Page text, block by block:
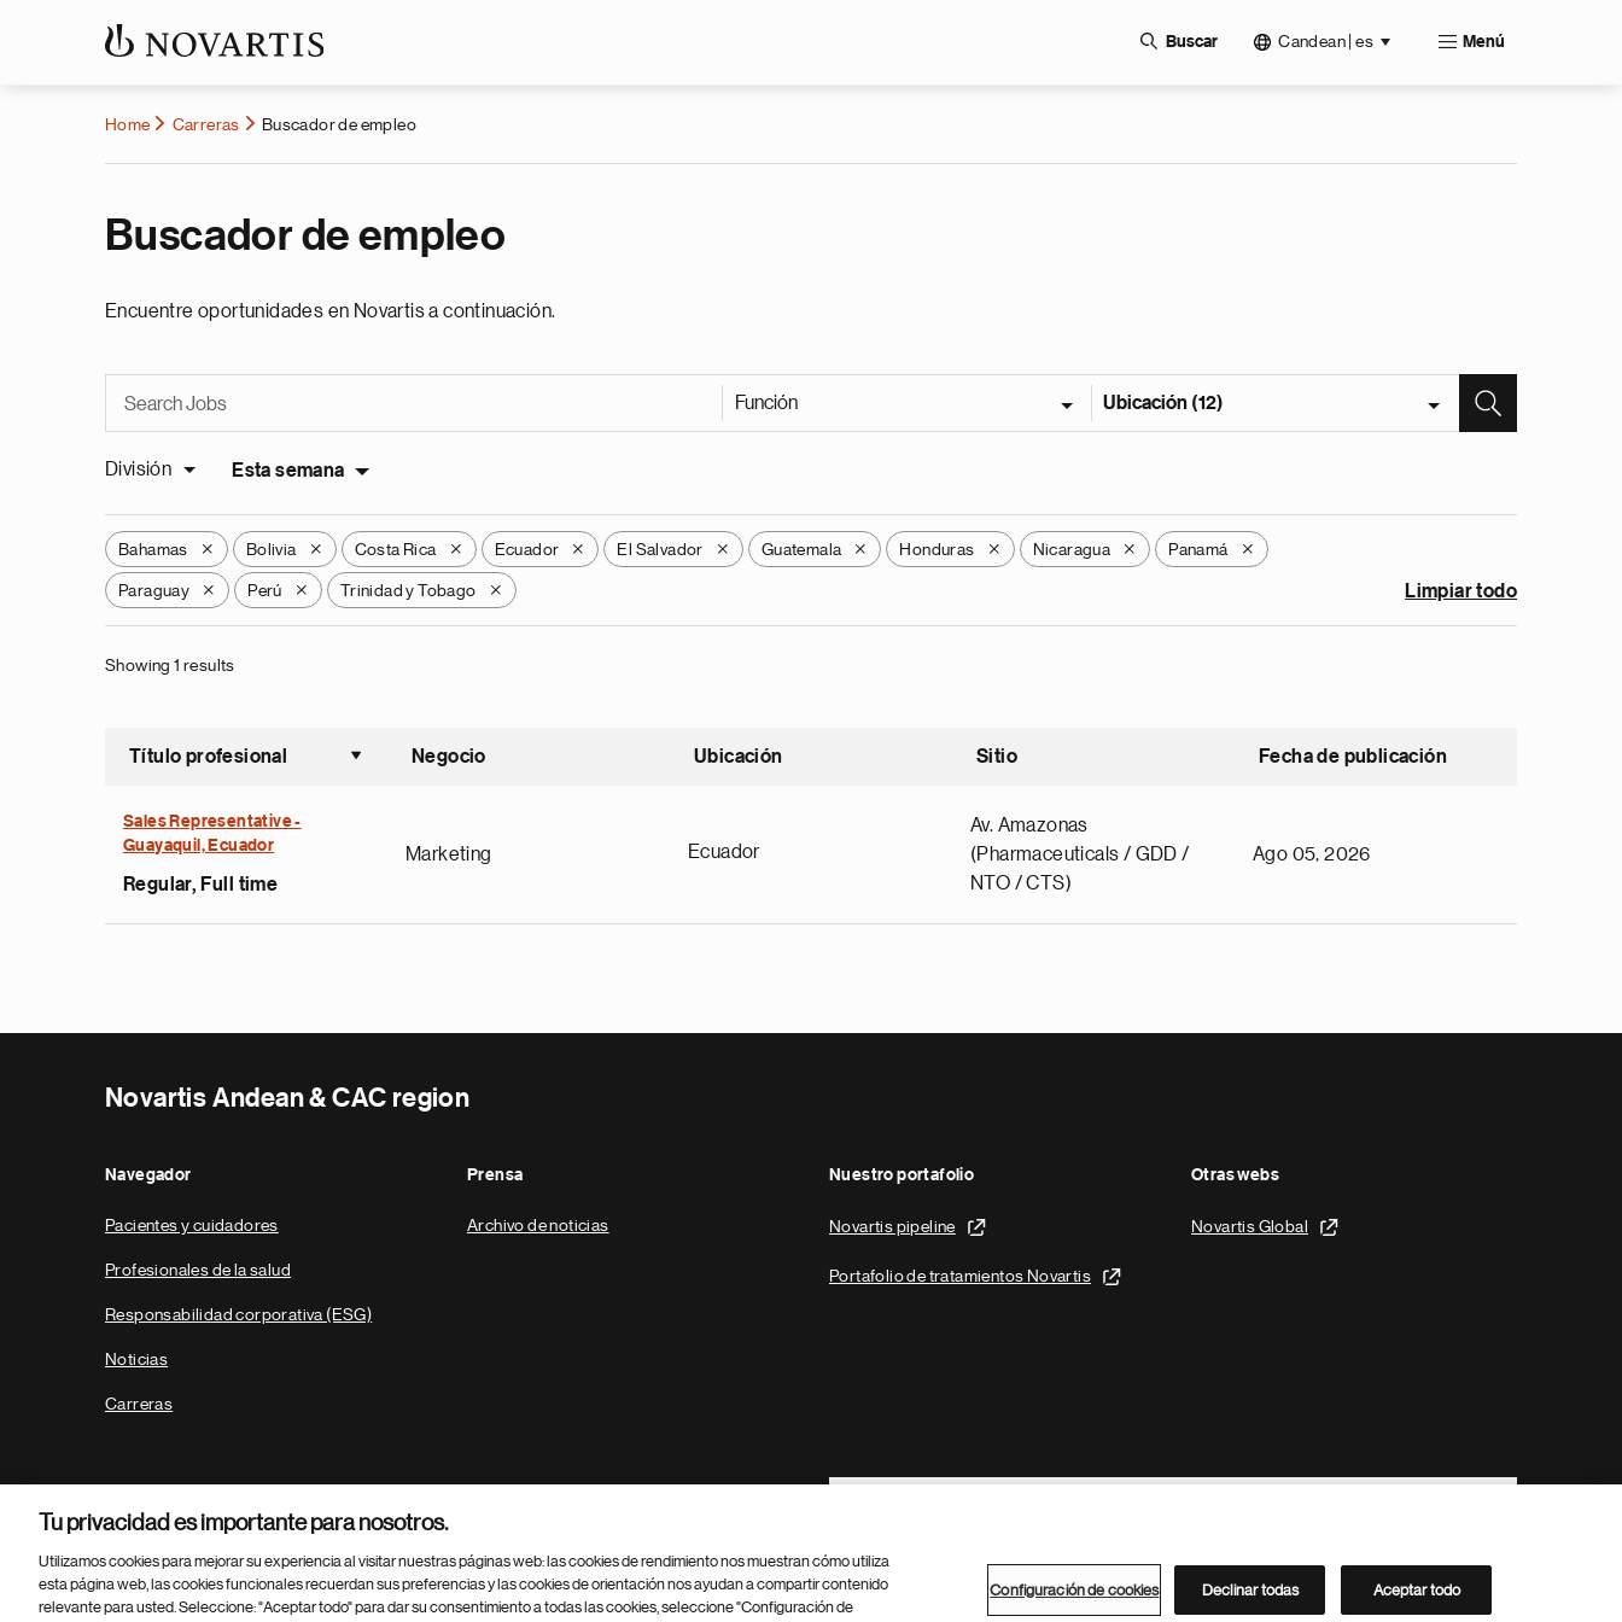
Buscar Candean | es Menú
Home Carreras Buscador de empleo
Buscador de empleo
Encuentre oportunidades en Novartis a continuación.
Función Ubicación (12)
División Esta semana
Bahamas X Bolivia X Costa Rica X Ecuador X El Salvador X Guatemala X Honduras X Nicaragua X Panamá X
Paraguay X Perú X Trinidad y Tobago X Limpiar todo
Showing 1 results
Título profesional
Ordenar ascendente
Negocio Ubicación Sitio Fecha de publicación
Sales Representative -
Guayaquil, Ecuador
Regular, Full time
Marketing Ecuador
Av. Amazonas
(Pharmaceuticals / GDD /
NTO / CTS)
Ago 05, 2026
Novartis Andean & CAC region
Navegador
Pacientes y cuidadores
Profesionales de la salud
Responsabilidad corporativa (ESG)
Noticias
Carreras
Prensa
Archivo de noticias
Nuestro portafolio
Novartis pipeline
Portafolio de tratamientos Novartis
Otras webs
Novartis Global
Footer Site Search
Parte
© 2026 Novartis AG Directorio de Novartis
Tu privacidad es importante para nosotros.
Utilizamos cookies para mejorar su experiencia al visitar nuestras páginas web: las cookies de rendimiento nos muestran cómo utiliza
esta página web, las cookies funcionales recuerdan sus preferencias y las cookies de orientación nos ayudan a compartir contenido
relevante para usted. Seleccione: "Aceptar todo" para dar su consentimiento a todas las cookies, seleccione "Configuración de
Configuración de cookies Declinar todas Aceptar todo